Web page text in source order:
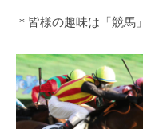
＊皆様の趣味は「競馬